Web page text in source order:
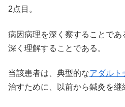
2点目。
病因病理を深く察することで
深く理解することである。
当該患者は、典型的なアダルト
治すために、以前から鍼灸を継